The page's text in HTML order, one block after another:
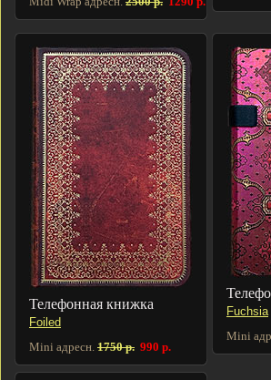
Телефонная книжка
Foiled
Mini адресн. 1750 р. 990 р.
Fuchsia
Mini